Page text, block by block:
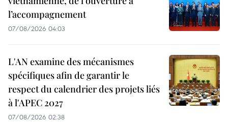
l’accompagnement
07/08/2026 04:03
L'AN examine des mécanismes
spécifiques afin de garantir le
respect du calendrier des projets liés
à l'APEC 2027
07/08/2026 02:38